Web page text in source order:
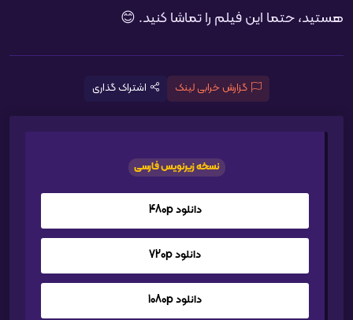
هستید، حتما این فیلم را تماشا کنید. 😊
گزارش خرابی لینک اشتراک گذاری
نسخه زیرنویس فارسی
دانلود 480p
دانلود 720p
دانلود 1080p